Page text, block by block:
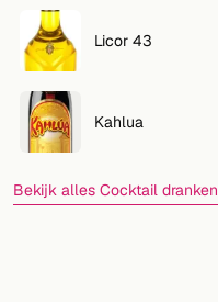
Licor 43
Kahlua
Bekijk alles Cocktail dranken